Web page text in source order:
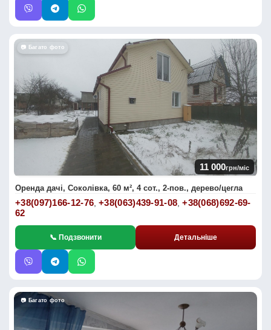
📷 Багато фото
11 000грн/міс
Оренда дачі, Соколівка, 60 м², 4 сот., 2-пов., дерево/цегла
+38(097)166-12-76 ,+38(063)439-91-08 ,+38(068)692-69-
62
📞 Подзвонити Детальніше
📷 Багато фото